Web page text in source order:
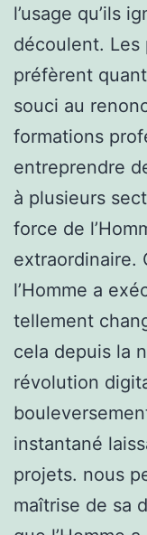
l’usage qu’ils
découlent. Les
préfèrent
souci au
formations
entreprendre
à plusieurs
force de
extraordinaire.
l’Homme a
tellement
cela depuis la
révolution
instantané
projets. nous
maîtrise de sa